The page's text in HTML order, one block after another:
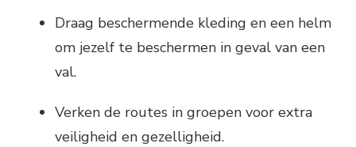
Draag beschermende kleding en een helm
om jezelf te beschermen in geval van een
val.
Verken de routes in groepen voor extra
veiligheid en gezelligheid.